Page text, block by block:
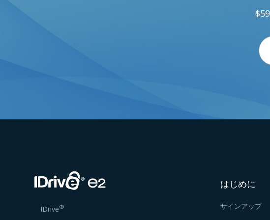
IDrive®
はじめに
サインアップ